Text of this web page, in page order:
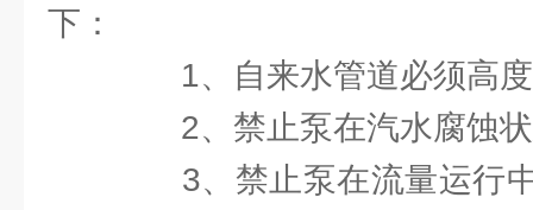
下：
1、自来水管道必须高度
2、禁止泵在汽水腐蚀状
3、禁止泵在流量运行中